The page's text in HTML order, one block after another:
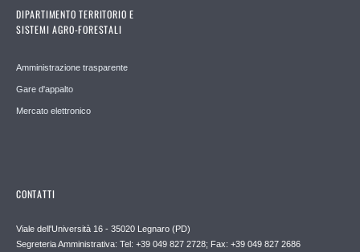
DIPARTIMENTO TERRITORIO E
SISTEMI AGRO-FORESTALI
Amministrazione trasparente
Gare d'appalto
Mercato elettronico
CONTATTI
Viale dell'Università 16 - 35020 Legnaro (PD)
Segreteria Amministrativa: Tel: +39 049 827 2728; Fax: +39 049 827 2686